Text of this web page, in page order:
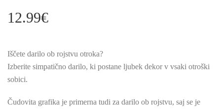
12.99€
Iščete darilo ob rojstvu otroka?
Izberite simpatično darilo, ki postane ljubek dekor v vsaki otroški
sobici.
Čudovita grafika je primerna tudi za darilo ob rojstvu, saj se je